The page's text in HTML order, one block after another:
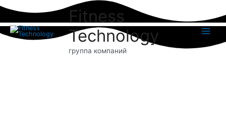
Перейти
содержимому
Fitness
Technology
группа компаний